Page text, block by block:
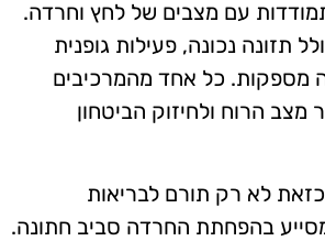
עם מצבים של לחץ וחרדה.
תזונה נכונה, פעילות גופנית
מספקות. כל אחד מהמרכיבים
מצב הרוח ולחיזוק הביטחון
לא רק תורם לבריאות
בהפחתת החרדה סביב חתונה.